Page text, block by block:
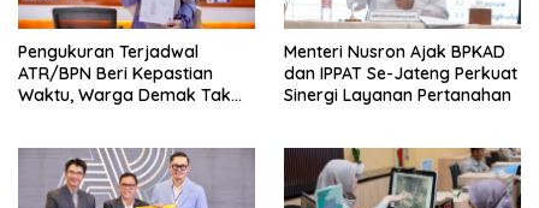
Pengukuran Terjadwal
ATR/BPN Beri Kepastian
Waktu, Warga Demak Tak
Menteri Nusron Ajak BPKAD
dan IPPAT Se-Jateng Perkuat
Sinergi Layanan Pertanahan